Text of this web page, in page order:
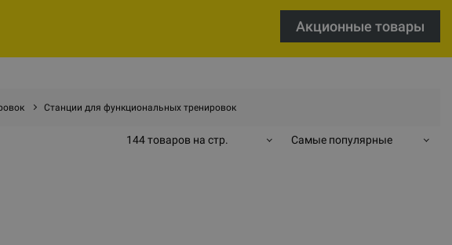
Акционные товары
Станции для функциональных тренировок
144 товаров на стр. Самые популярные